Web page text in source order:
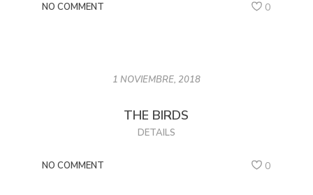
NO COMMENT 0
1 NOVIEMBRE, 2018
THE BIRDS
DETAILS
NO COMMENT 0